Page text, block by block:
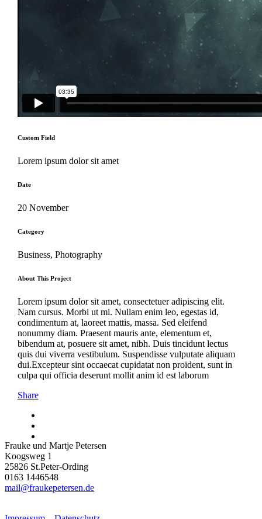
Custom Field
Lorem ipsum dolor sit amet
Date
20 November
Category
Business, Photography
About This Project
Lorem ipsum dolor sit amet, consectetuer adipiscing elit.
Nam cursus. Morbi ut mi. Nullam enim leo, egestas id,
condimentum at, laoreet mattis, massa. Sed eleifend
nonummy diam. Praesent mauris ante, elementum et,
bibendum at, posuere sit amet, nibh. Duis tincidunt lectus
quis dui viverra vestibulum. Suspendisse vulputate aliquam
dui.Excepteur sint occaecat cupidatat non proident, sunt in
culpa qui officia deserunt mollit anim id est laborum
Share
Frauke und Martje Petersen
Koogsweg 1
25826 St.Peter-Ording
0163 1446548
mail@fraukepetersen.de